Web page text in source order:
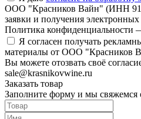
ООО "Красников Вайн" (ИНН
заявки и получения
Политика конфиденциальности
Я согласен получать
материалы от ООО "Красников
Вы можете отозвать своё
sale@krasnikovwine.ru
Заказать товар
Заполните форму и мы свяжемся